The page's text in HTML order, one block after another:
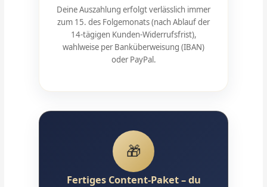
Deine Auszahlung erfolgt verlässlich immer
zum 15. des Folgemonats (nach Ablauf der
14-tägigen Kunden-Widerrufsfrist),
wahlweise per Banküberweisung (IBAN)
oder PayPal.
🎁
Fertiges Content-Paket – du